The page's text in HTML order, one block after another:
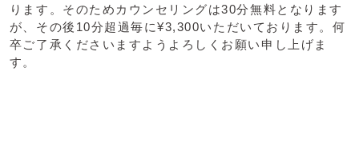
ります。そのためカウンセリングは30分無料となります
が、その後10分超過毎に¥3,300いただいております。何
卒ご了承くださいますようよろしくお願い申し上げま
す。